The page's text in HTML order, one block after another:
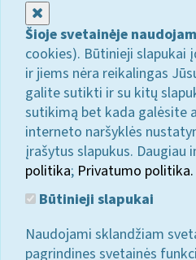
Šioje svetainėje
cookies). Būtinieji
ir jiems nėra reikalingas
galite sutikti ir su kitų
sutikimą bet kada galėsite
interneto naršyklės
įrašytus slapukus. Daugiau
politika; Privatumo politika.
Būtinieji slapukai
Naudojami sklandžiam
pagrindines svetainės